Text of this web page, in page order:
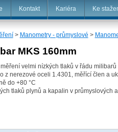
Kontakt Kariéra Ke
> Manometry - průmyslové >
MKS 160mm
velmi nízkých tlaků v řádu milibarů
z nerezové oceli 1.4301, měřící člen a
do +80 °C
tlaků plynů a kapalin v průmyslových